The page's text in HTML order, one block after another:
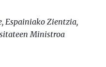
Espainiako Zientzia,
Ministroa